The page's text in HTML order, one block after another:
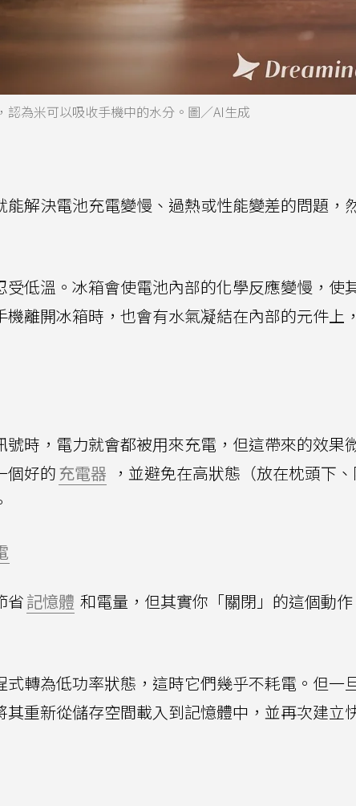
為米可以吸收手機中的水分。圖／AI生成
解決電池充電變慢、過熱或性能變差的問題，
低溫。冰箱會使電池內部的化學反應變慢，使
離開冰箱時，也會有水氣凝結在內部的元件上
時，電力就會都被用來充電，但這帶來的效果
個好的充電器 ，並避免在高狀態（放在枕頭下
省記憶體 和電量，但其實你「關閉」的這個動
轉為低功率狀態，這時它們幾乎不耗電。但一
重新從儲存空間載入到記憶體中，並再次建立